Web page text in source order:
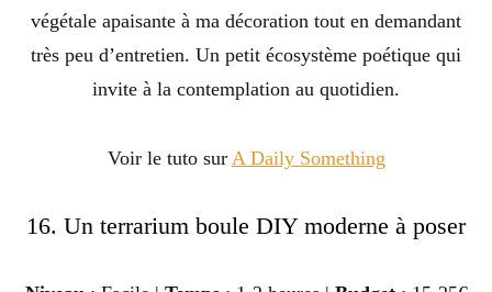
végétale apaisante à ma décoration tout en demandant
très peu d’entretien. Un petit écosystème poétique qui
invite à la contemplation au quotidien.
Voir le tuto sur A Daily Something
16. Un terrarium boule DIY moderne à poser